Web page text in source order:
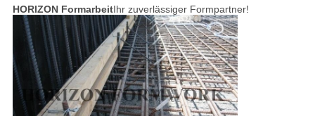
HORIZON FormarbeitIhr zuverlässiger Formpartner!